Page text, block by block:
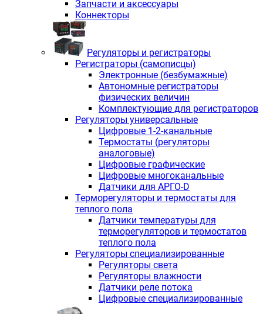
Запчасти и аксессуары
Коннекторы
Регуляторы и регистраторы
Регистраторы (самописцы)
Электронные (безбумажные)
Автономные регистраторы
физических величин
Комплектующие для регистраторов
Регуляторы универсальные
Цифровые 1-2-канальные
Термостаты (регуляторы
аналоговые)
Цифровые графические
Цифровые многоканальные
Датчики для АРГО-D
Терморегуляторы и термостаты для
теплого пола
Датчики температуры для
терморегуляторов и термостатов
теплого пола
Регуляторы специализированные
Регуляторы света
Регуляторы влажности
Датчики реле потока
Цифровые специализированные